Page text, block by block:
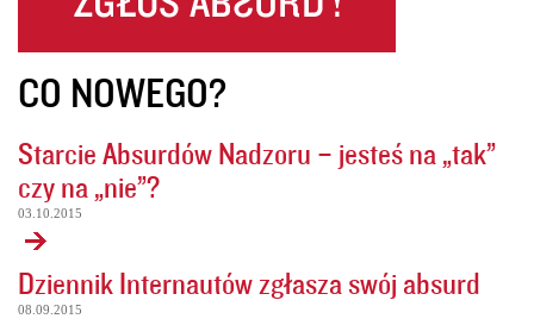
CO NOWEGO?
Starcie Absurdów Nadzoru – jesteś na „tak”
czy na „nie”?
03.10.2015
Dziennik Internautów zgłasza swój absurd
08.09.2015